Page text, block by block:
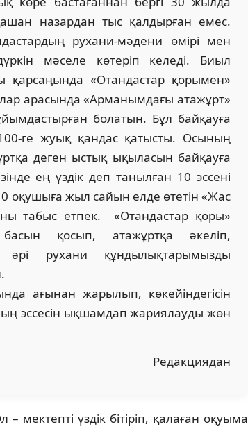
назардан тыс қалдырған емес.
рухани-мәдени өмірі мен
мәселе көтеріп келеді. Биыл
«Отандастар қорымен»
арасында «Арманымдағы атажұрт»
болатын. Бұл байқауға
ге жуық қандас қатысты. Осының
деген ыстық ықыласын байқауға
ең үздік деп танылған 10 эссені
оқушыға жыл сайын елде өтетін «Жас
табыс етпек. «Отандастар қоры»
қосып, атажұртқа әкеліп,
әрі рухани құндылықтарымызды
ағынан жарылып, көкейіндегісін
эссесін ықшамдап жариялауды жөн
Редакциядан
мектепті үздік бітіріп, қалаған оқуыма